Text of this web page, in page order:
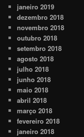
janeiro 2019
dezembro 2018
novembro 2018
outubro 2018
setembro 2018
agosto 2018
julho 2018
junho 2018
maio 2018
abril 2018
março 2018
fevereiro 2018
janeiro 2018